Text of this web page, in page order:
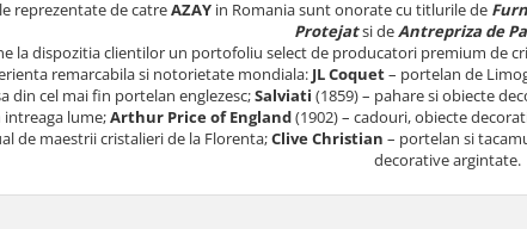
reprezentate de catreAZAYin Romania sunt onorate cu titlurile de
Protejatsi deAntrepriza de
la dispozitia clientilor un portofoliu select de producatori premium de
remarcabila si notorietate mondiala: JL Coquet– portelan de
din cel mai fin portelan englezesc;Salviati (1859) – pahare si obiecte
intreaga lume;Arthur Price of England(1902) – cadouri, obiecte
de maestrii cristalieri de la Florenta;Clive Christian – portelan si
decorative argintate.